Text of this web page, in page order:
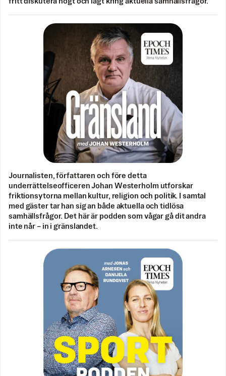
Journalisten, författaren och före detta
underrättelseofficeren Johan Westerholm utforskar
friktionsytorna mellan kultur, religion och politik. I samtal
med gäster tar han sig an både aktuella och tidlösa
samhällsfrågor. Det här är podden som vågar gå dit andra
inte når – in i gränslandet.